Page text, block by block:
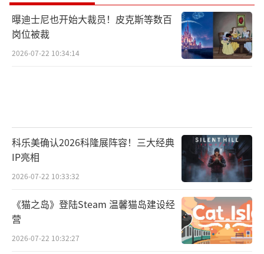
曝迪士尼也开始大裁员！皮克斯等数百
岗位被裁
2026-07-22 10:34:14
科乐美确认2026科隆展阵容！三大经典
IP亮相
2026-07-22 10:33:32
《猫之岛》登陆Steam 温馨猫岛建设经
营
2026-07-22 10:32:27